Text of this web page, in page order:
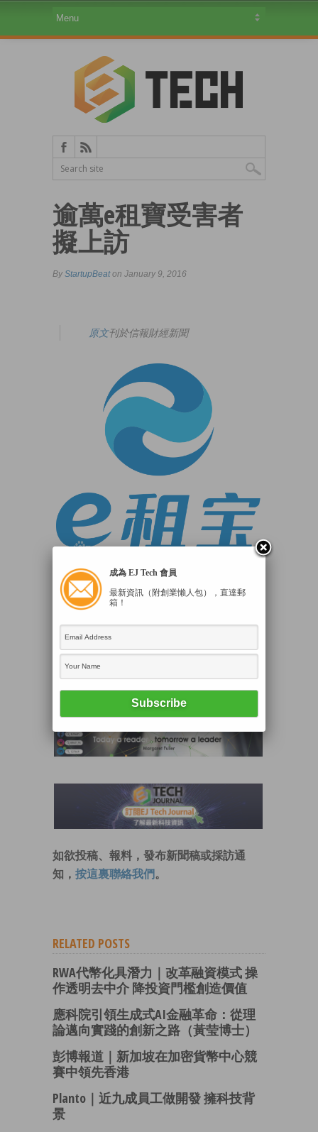
逾萬e租寶受害者
擬上訪
By StartupBeaton January 9, 2016
原文刊於信報財經新聞
內地多省市逾萬名e租寶投資受害者，準備
於1月8日至10日前往北京上訪維權，但其
中不少人遭警方攔截。非法吸金746億元人
民幣的網貸平台e租寶被停業受查，近15萬
投資者受影響。
支持EJ Tech
如欲投稿、報料，發布新聞稿或採訪通
知， 按這裏聯絡我們 。
RELATED POSTS
RWA代幣化具潛力｜改革融資模式 操
作透明去中介 降投資門檻創造價值
應科院引領生成式AI金融革命：從理
論邁向實踐的創新之路（黃莹博士）
彭博報道｜新加坡在加密貨幣中心競
賽中領先香港
Planto｜近九成員工做開發 擁科技背
景
成為 EJ Tech 會員
最新資訊（附創業懶人包），直達郵
箱！